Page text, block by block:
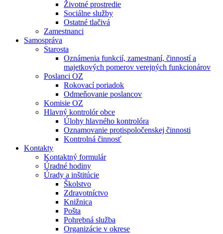
Životné prostredie
Sociálne služby
Ostatné tlačivá
Zamestnanci
Samospráva
Starosta
Oznámenia funkcií, zamestnaní, činností a
majetkových pomerov verejných funkcionárov
Poslanci OZ
Rokovací poriadok
Odmeňovanie poslancov
Komisie OZ
Hlavný kontrolór obce
Úlohy hlavného kontrolóra
Oznamovanie protispoločenskej činnosti
Kontrolná činnosť
Kontakty
Kontaktný formulár
Úradné hodiny
Úrady a inštitúcie
Školstvo
Zdravotníctvo
Knižnica
Pošta
Pohrebná služba
Organizácie v okrese